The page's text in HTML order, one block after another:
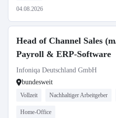
04.08.2026
Head of Channel Sales
Payroll & ERP-Software
Infoniqa Deutschland GmbH
bundesweit
Vollzeit Nachhaltiger Arbeitgeber
Home-Office